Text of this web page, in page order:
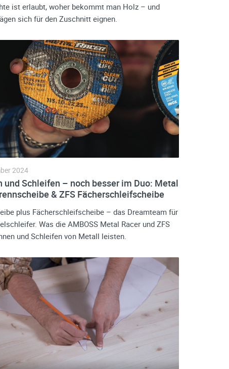
ist erlaubt, woher bekommt man Holz – und
sich für den Zuschnitt eignen.
und Schleifen – noch besser im Duo: Metal
& ZFS Fächerschleifscheibe
2024
plus Fächerschleifscheibe – das Dreamteam für
Was die AMBOSS Metal Racer und ZFS
und Schleifen von Metall leisten.